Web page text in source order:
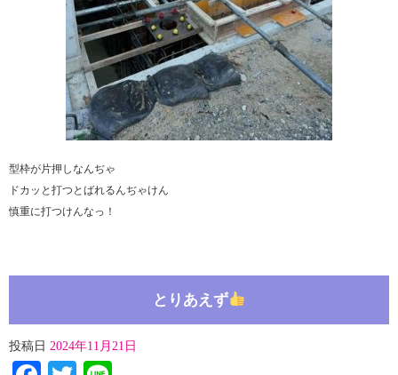
型枠が片押しなんぢゃ
ドカッと打つとばれるんぢゃけん
慎重に打つけんなっ！
とりあえず
投稿日 2024年11月21日